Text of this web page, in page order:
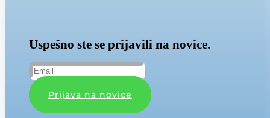
Uspešno ste se prijavili na novice.
Prijava na novice